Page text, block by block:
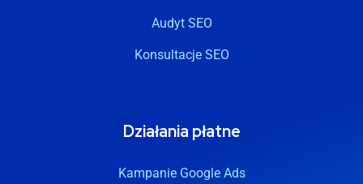
Audyt SEO
Konsultacje SEO
Działania płatne
Kampanie Google Ads